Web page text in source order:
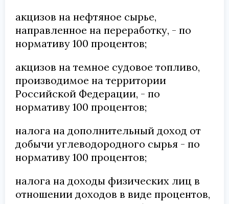
акцизов на нефтяное сырье,
направленное на переработку, - по
нормативу 100 процентов;
акцизов на темное судовое топливо,
производимое на территории
Российской Федерации, - по
нормативу 100 процентов;
налога на дополнительный доход от
добычи углеводородного сырья - по
нормативу 100 процентов;
налога на доходы физических лиц в
отношении доходов в виде процентов,